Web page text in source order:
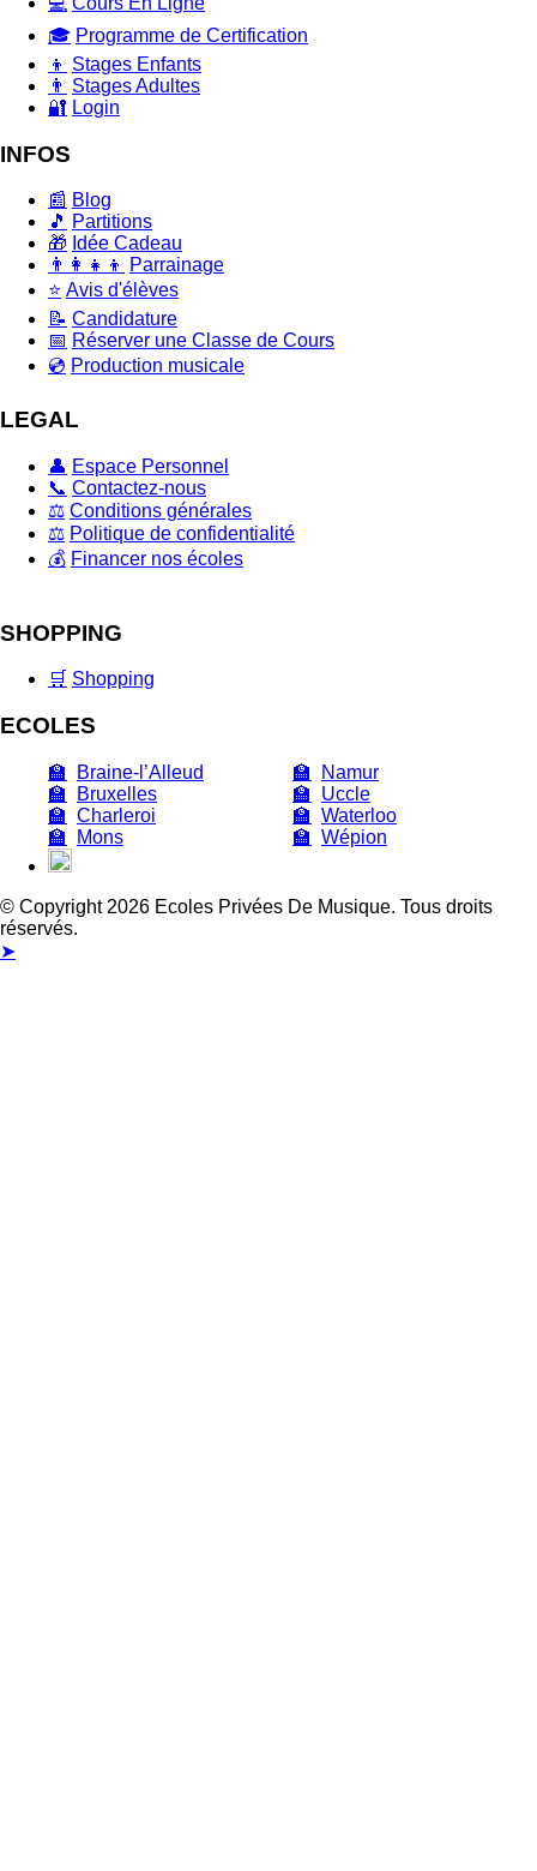
🎓 Programme de Certification
👦 Stages Enfants
👨 Stages Adultes
🔐 Login
INFOS
📰 Blog
🎵 Partitions
🎁 Idée Cadeau
👨‍👩‍👧‍👦
Parrainage
⭐ Avis d'élèves
📝 Candidature
📅 Réserver une Classe de Cours
💿 Production musicale
LEGAL
👤 Espace Personnel
📞 Contactez-nous
⚖️ Conditions générales
⚖️ Politique de confidentialité
💰 Financer nos écoles
SHOPPING
🛒 Shopping
ECOLES
🏫
Braine-l’Alleud
🏫
Bruxelles
🏫 Charleroi
🏫
Mons
🏫
Namur
🏫
Uccle
🏫 Waterloo
🏫 Wépion
© Copyright 2026 Ecoles Privées De Musique. Tous droits
réservés.
➤